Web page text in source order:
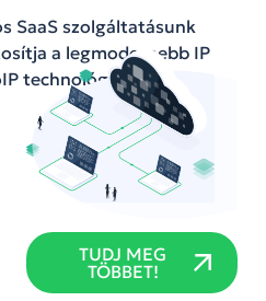
SaaS szolgáltatásunk
a legmodernebb IP
technológiával.
TUDJ MEG
TÖBBET!